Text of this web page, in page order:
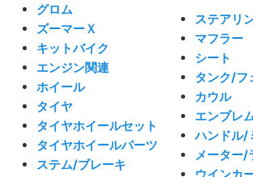
グロム
ズーマーＸ
キットバイク
エンジン関連
ホイール
タイヤ
タイヤホイールセット
タイヤホイールパーツ
ステム/ブレーキ
ステアリ
マフラー
シート
タンク/フ
カウル
エンブレ
ハンドル/
メーター/
ウインカ